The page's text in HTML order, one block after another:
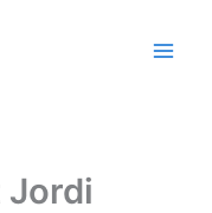
Jordi